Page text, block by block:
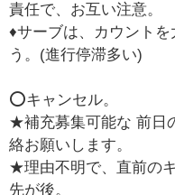
責任で、お互い注意。
♦️サーブは、カウント
う。(進行停滞多い)
⭕️キャンセル。
★補充募集可能な 前日
絡お願いします。
★理由不明で、直前の
先が後。